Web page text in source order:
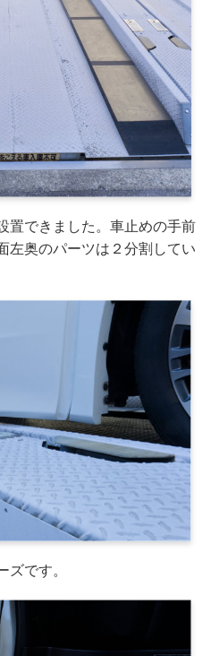
置できました。車止めの手前
左奥のパーツは２分割してい
ズです。